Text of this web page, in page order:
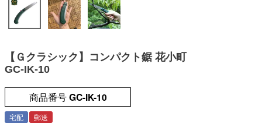
【Ｇクラシック】コンパクト鋸 花小町
GC-IK-10
商品番号 GC-IK-10
宅配 郵送